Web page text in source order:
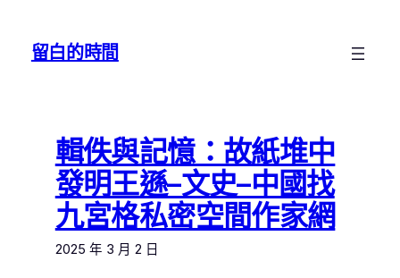
留白的時間
輯佚與記憶：故紙堆中
發明王遜–文史–中國找
九宮格私密空間作家網
2025 年 3 月 2 日